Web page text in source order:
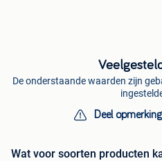
De onderstaande waarden zijn
Deel
Wat voor soorten producten